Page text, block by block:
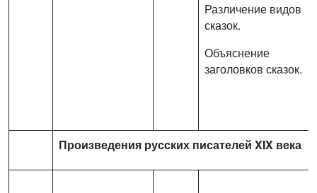
Различение видов
сказок.
Объяснение
заголовков сказок.
Произведения русских писателей XIX века